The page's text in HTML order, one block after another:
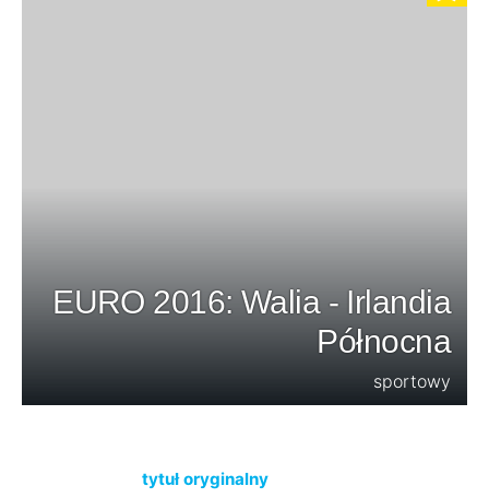
EURO 2016: Walia - Irlandia
Północna
sportowy
tytuł oryginalny